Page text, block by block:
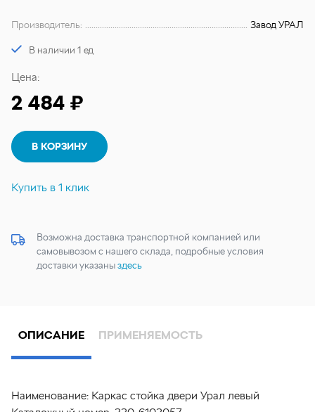
Производитель: Завод УРАЛ
В наличии 1 ед
Цена:
2 484 ₽
В КОРЗИНУ
Купить в 1 клик
Возможна доставка транспортной компанией или
самовывозом с нашего склада, подробные условия
доставки указаныздесь
ОПИСАНИЕ ПРИМЕНЯЕМОСТЬ
Наименование: Каркас стойка двери Урал левый